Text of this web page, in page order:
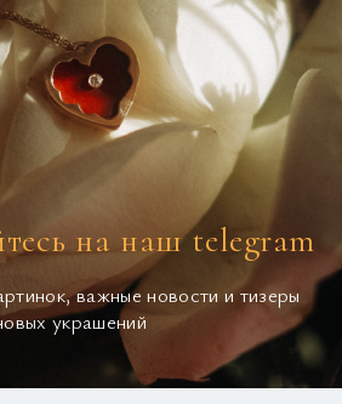
на наш telegram
важные новости и тизеры
украшений